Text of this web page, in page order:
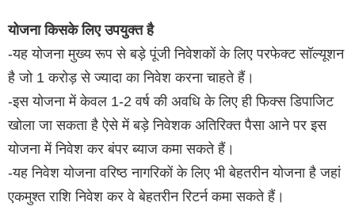
योजना किसके लिए उपयुक्त है
-यह योजना मुख्य रूप से बड़े पूंजी निवेशकों के लिए परफेक्ट सॉल्यूशन
है जो 1 करोड़ से ज्यादा का निवेश करना चाहते हैं।
-इस योजना में केवल 1-2 वर्ष की अवधि के लिए ही फिक्स डिपाजिट
खोला जा सकता है ऐसे में बड़े निवेशक अतिरिक्त पैसा आने पर इस
योजना में निवेश कर बंपर ब्याज कमा सकते हैं।
-यह निवेश योजना वरिष्ठ नागरिकों के लिए भी बेहतरीन योजना है जहां
एकमुश्त राशि निवेश कर वे बेहतरीन रिटर्न कमा सकते हैं।